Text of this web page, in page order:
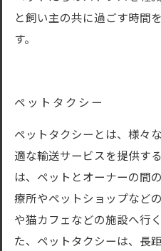
と飼い主の共に過ごす時間
す。
ペットタクシー
ペットタクシーとは、様々
適な輸送サービスを提供す
は、ペットとオーナーの間
療所やペットショップなど
や猫カフェなどの施設へ行
た、ペットタクシーは、長